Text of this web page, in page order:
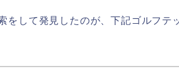
をして発見したのが、下記ゴルフテ